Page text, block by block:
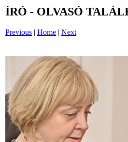
ÍRÓ - OLVASÓ
Previous | Home | Next